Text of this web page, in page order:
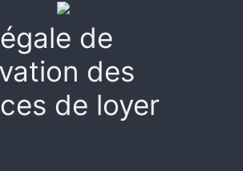
de
des
de loyer